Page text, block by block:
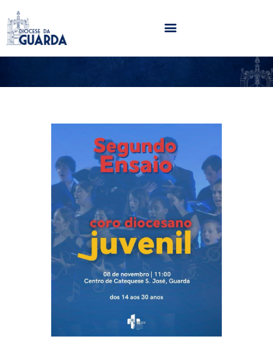
HOME
PARÓQUIAS
NOTÍCIAS
AGENDA
MULTIMÉDIA
SENTIR COM A IGREJA
CONTACTOS